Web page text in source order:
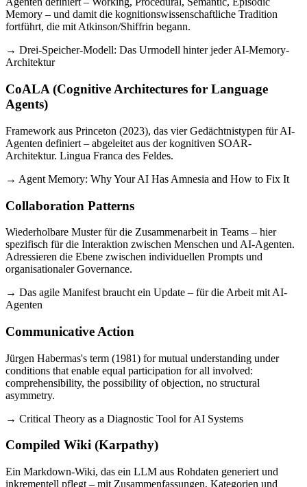
Memory – und damit die kognitionswissenschaftliche Tradition
fortführt, die mit Atkinson/Shiffrin begann.
→ Drei-Speicher-Modell: Das Urmodell hinter jeder AI-Memory-
Architektur
CoALA (Cognitive Architectures for Language
Agents)
Framework aus Princeton (2023), das vier Gedächtnistypen für AI-
Agenten definiert – abgeleitet aus der kognitiven SOAR-
Architektur. Lingua Franca des Feldes.
→ Agent Memory: Why Your AI Has Amnesia and How to Fix It
Collaboration Patterns
Wiederholbare Muster für die Zusammenarbeit in Teams – hier
spezifisch für die Interaktion zwischen Menschen und AI-Agenten.
Adressieren die Ebene zwischen individuellen Prompts und
organisationaler Governance.
→ Das agile Manifest braucht ein Update – für die Arbeit mit AI-
Agenten
Communicative Action
Jürgen Habermas's term (1981) for mutual understanding under
conditions that enable equal participation for all involved:
comprehensibility, the possibility of objection, no structural
asymmetry.
→ Critical Theory as a Diagnostic Tool for AI Systems
Compiled Wiki (Karpathy)
Ein Markdown-Wiki, das ein LLM aus Rohdaten generiert und
inkrementell pflegt – mit Zusammenfassungen, Kategorien und